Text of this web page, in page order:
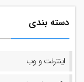
دسته بندی
اینترنت و وب